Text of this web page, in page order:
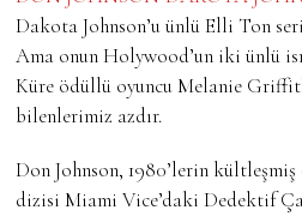
Dakota Johnson’u ünlü Elli Ton
Ama onun Holywood’un iki ünlü
Küre ödüllü oyuncu Melanie
bilenlerimiz azdır.
Don Johnson, 1980’lerin
dizisi Miami Vice’daki Dedektif